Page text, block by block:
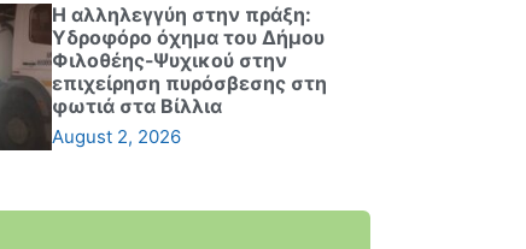
Η αλληλεγγύη στην πράξη:
Υδροφόρο όχημα του Δήμου
Φιλοθέης-Ψυχικού στην
επιχείρηση πυρόσβεσης στη
φωτιά στα Βίλλια
August 2, 2026